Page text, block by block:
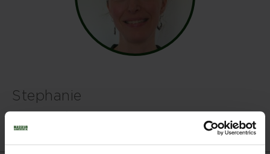
Stephanie
Locatie: Hoofddorp en omgeving